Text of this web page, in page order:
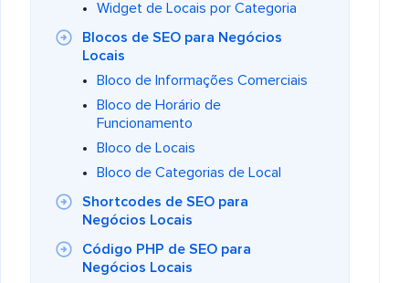
Widget de Locais por Categoria
Blocos de SEO para Negócios
Locais
Bloco de Informações Comerciais
Bloco de Horário de
Funcionamento
Bloco de Locais
Bloco de Categorias de Local
Shortcodes de SEO para
Negócios Locais
Código PHP de SEO para
Negócios Locais